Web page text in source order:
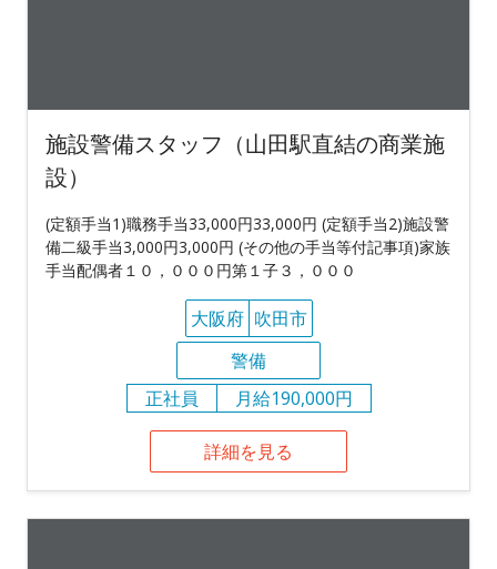
施設警備スタッフ（山田駅直結の商業施
設）
(定額手当1)職務手当33,000円33,000円 (定額手当2)施設警
備二級手当3,000円3,000円 (その他の手当等付記事項)家族
手当配偶者１０，０００円第１子３，０００
大阪府 吹田市
警備
正社員
月給190,000円
詳細を見る